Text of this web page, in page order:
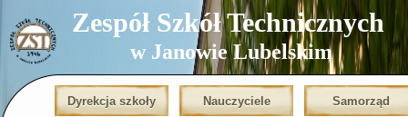
Zespół Szkół Technicznych
w Janowie Lubelskim
Dyrekcja szkoły Nauczyciele Samorząd